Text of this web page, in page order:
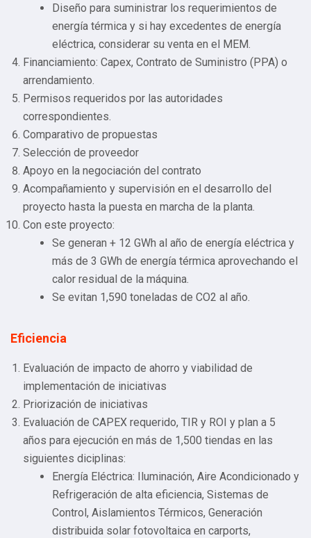
Diseño para suministrar los requerimientos de
energía térmica y si hay excedentes de energía
eléctrica, considerar su venta en el MEM.
Financiamiento: Capex, Contrato de Suministro (PPA) o
arrendamiento.
Permisos requeridos por las autoridades
correspondientes.
Comparativo de propuestas
Selección de proveedor
Apoyo en la negociación del contrato
Acompañamiento y supervisión en el desarrollo del
proyecto hasta la puesta en marcha de la planta.
Con este proyecto:
Se generan + 12 GWh al año de energía eléctrica y
más de 3 GWh de energía térmica aprovechando el
calor residual de la máquina.
Se evitan 1,590 toneladas de CO2 al año.
Eficiencia
Evaluación de impacto de ahorro y viabilidad de
implementación de iniciativas
Priorización de iniciativas
Evaluación de CAPEX requerido, TIR y ROI y plan a 5
años para ejecución en más de 1,500 tiendas en las
siguientes diciplinas:
Energía Eléctrica: Iluminación, Aire Acondicionado y
Refrigeración de alta eficiencia, Sistemas de
Control, Aislamientos Térmicos, Generación
distribuida solar fotovoltaica en carports,